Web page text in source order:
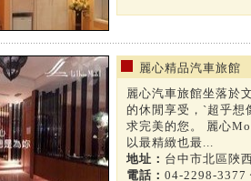
麗心精品汽車旅館
麗心汽車旅館坐落於
的休閒享受，ˋ超乎
求完美的您。 麗心
以最精緻也最...
地址： 台中市北區陜
電話： 04-2298-3377